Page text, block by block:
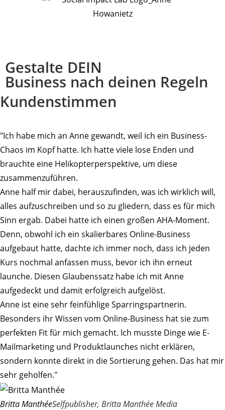
Gestalte DEIN
Business nach deinen Regeln
Kundenstimmen
"Ich habe mich an Anne gewandt, weil ich ein Business-
Chaos im Kopf hatte. Ich hatte viele lose Enden und
brauchte eine Helikopterperspektive, um diese
zusammenzuführen.
Anne half mir dabei, herauszufinden, was ich wirklich will,
alles aufzuschreiben und so zu gliedern, dass es für mich
Sinn ergab. Dabei hatte ich einen großen AHA-Moment.
Denn, obwohl ich ein skalierbares Online-Business
aufgebaut hatte, dachte ich immer noch, dass ich jeden
Kurs nochmal anfassen muss, bevor ich ihn erneut
launche. Diesen Glaubenssatz habe ich mit Anne
aufgedeckt und damit erfolgreich aufgelöst.
Anne ist eine sehr feinfühlige Sparringspartnerin.
Besonders ihr Wissen vom Online-Business hat sie zum
perfekten Fit für mich gemacht. Ich musste Dinge wie E-
Mailmarketing und Produktlaunches nicht erklären,
sondern konnte direkt in die Sortierung gehen. Das hat mir
sehr geholfen."
Britta ManthéeSelfpublisher, Britta Manthée Media